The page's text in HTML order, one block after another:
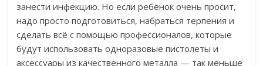
занести инфекцию. Но если ребёнок очень просит,
надо просто подготовиться, набраться терпения и
сделать всё с помощью профессионалов, которые
будут использовать одноразовые пистолеты и
аксессуары из качественного металла — так меньше